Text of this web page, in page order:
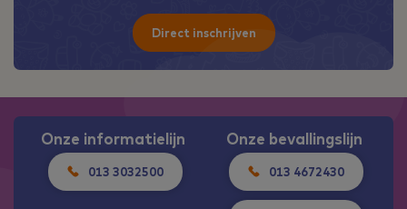
Direct inschrijven
Onze informatielijn
013 3032500
Onze bevallingslijn
013 4672430